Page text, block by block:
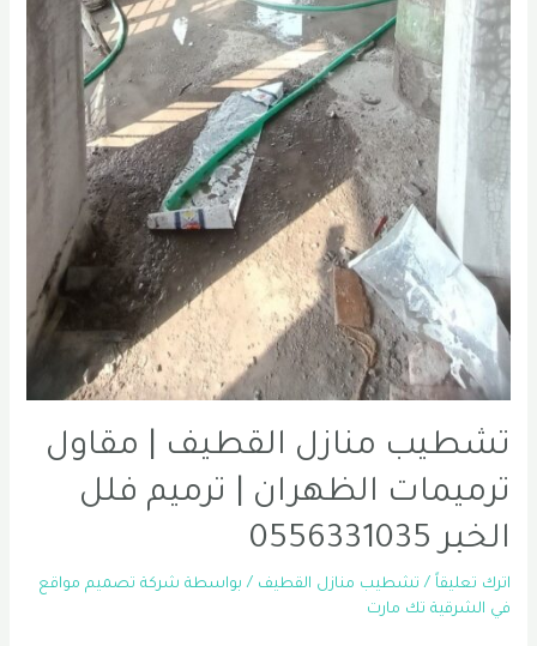
تشطيب منازل القطيف | مقاول
ترميمات الظهران | ترميم فلل
الخبر 0556331035
اترك تعليقاً / تشطيب منازل القطيف / بواسطة شركة تصميم مواقع
في الشرقية تك مارت